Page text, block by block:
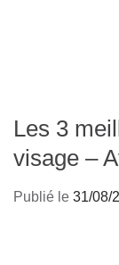
Les 3
visage –
Publié le 31/08/